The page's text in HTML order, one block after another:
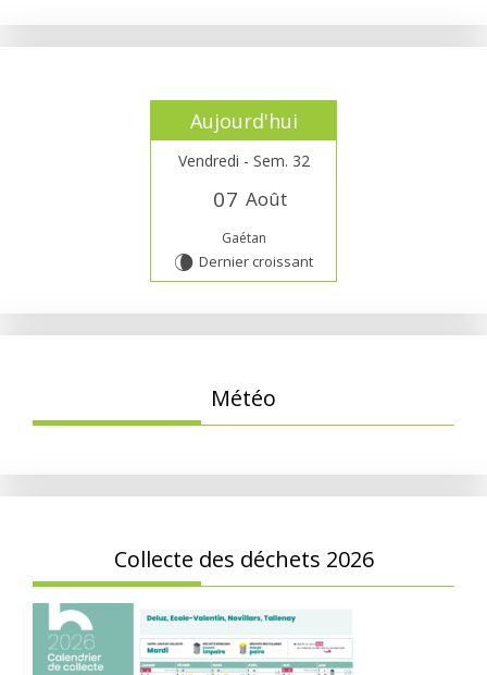
Aujourd'hui
Vendredi - Sem. 32
07 Août
Gaétan
V Dernier croissant
Météo
Collecte des déchets 2026